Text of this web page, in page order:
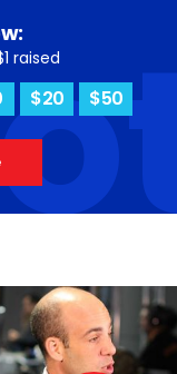
raised
$20 $50